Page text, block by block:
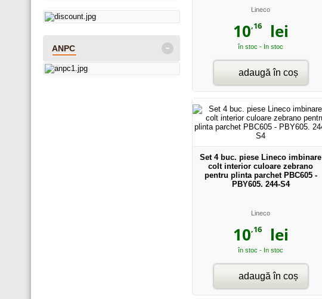
Lineco
10,16lei
în stoc - In stoc
adaugă în coș
Set 4 buc. piese Lineco imbinare
colt interior culoare zebrano
pentru plinta parchet PBC605 -
PBY605. 244-S4
Lineco
10,16lei
în stoc - In stoc
adaugă în coș
ANPC -